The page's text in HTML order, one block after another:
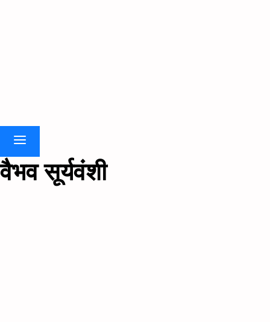
वैभव सूर्यवंशी